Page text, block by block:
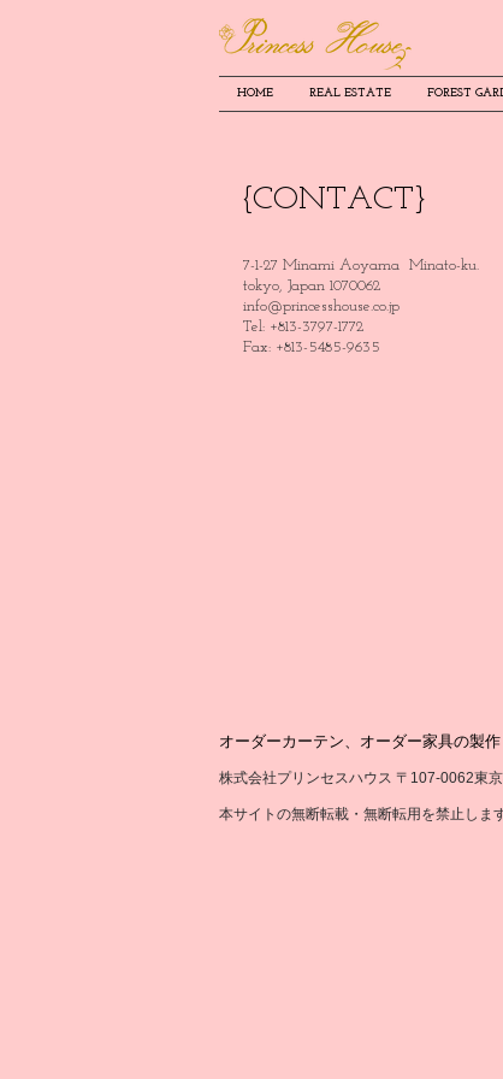
HOME REAL ESTATE FOREST
{CONTACT}
7-1-27 Minami Aoyama Minato-ku.
tokyo, Japan 1070062
info@princesshouse.co.jp
Tel: +813-3797-1772
Fax: +813-5485-9635
オーダーカーテン、オーダー家具の製
株式会社プリンセスハウス 〒107-0062東
本サイトの無断転載・無断転用を禁止し